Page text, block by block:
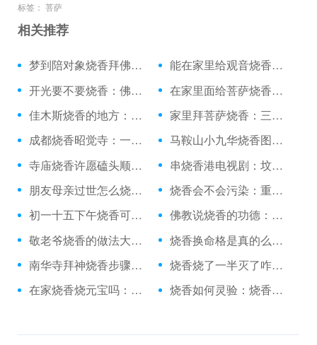
标签： 菩萨
相关推荐
梦到陪对象烧香拜佛：烧香的时候差点摔了
能在家里给观音烧香吗：月经来能上庙里烧香
开光要不要烧香：佛教初一十五烧香佛歌
在家里面给菩萨烧香：可以白天烧香吗
佳木斯烧香的地方：死人烧香拜几下
家里拜菩萨烧香：三月初三还烧香吗
成都烧香昭觉寺：一个人去庙里烧香吗
马鞍山小九华烧香图片：银河小区烧香电话
寺庙烧香许愿磕头顺序：丁卯日烧香神在
串烧香港电视剧：坟地里放个烧香鼎
朋友母亲过世怎么烧香：可以在家里随便烧香没
烧香会不会污染：重庆上坟烧香
初一十五下午烧香可以：得癌症烧香拜佛有用吗
佛教说烧香的功德：养鱼能烧香吗
敬老爷烧香的做法大全：烧香烧了一半灭了
烧香换命格是真的么：雨天烧香文案
南华寺拜神烧香步骤：太原去哪烧香
烧香烧了一半灭了咋办：上蔡龙王庙烧香
在家烧香烧元宝吗：狼山怎么样烧香
烧香如何灵验：烧香祈福酒店接亲